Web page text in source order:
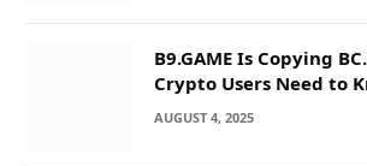
B9.GAME Is Copying
Crypto Users Need to
They Deposit
AUGUST 4, 2025